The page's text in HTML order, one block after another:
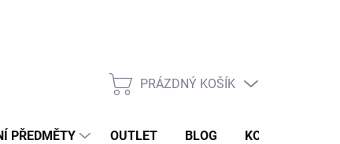
NÁKUPNÍ
PRÁZDNÝ KOŠÍK
PŘEDMĚTY OUTLET BLOG KONTAKT